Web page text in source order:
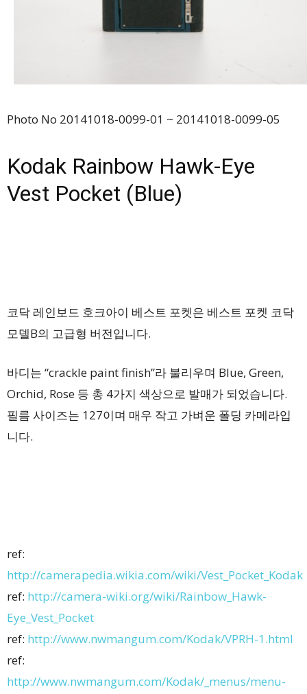
Photo No 20141018-0099-01 ~ 20141018-0099-05
Kodak Rainbow Hawk-Eye
Vest Pocket (Blue)
코닥 레인보드 호크아이 베스트 포켓은 베스트 포켓 코닥
모델B의 고급형 버전입니다.
바디는 “crackle paint finish”라 불리우며 Blue, Green,
Orchid, Rose 등 총 4가지 색상으로 발매가 되었습니다.
필름 사이즈는 127이며 매우 작고 가벼운 폴딩 카메라입
니다.
ref:
http://camerapedia.wikia.com/wiki/Vest_Pocket_Kodak
ref: http://camera-wiki.org/wiki/Rainbow_Hawk-
Eye_Vest_Pocket
ref: http://www.nwmangum.com/Kodak/VPRH-1.html
ref:
http://www.nwmangum.com/Kodak/_menus/menu-